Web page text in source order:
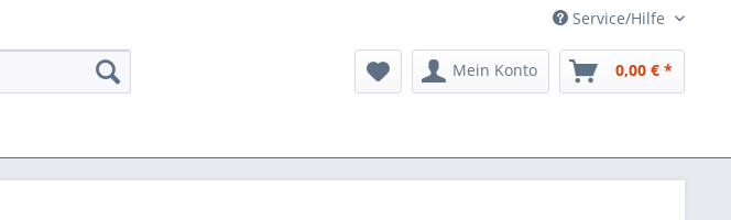
Service/Hilfe
Mein Konto 0,00 € *